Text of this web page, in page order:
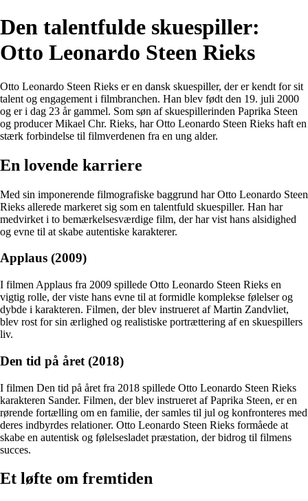
Den talentfulde skuespiller:
Otto Leonardo Steen Rieks
Otto Leonardo Steen Rieks er en dansk skuespiller, der er kendt for sit
talent og engagement i filmbranchen. Han blev født den 19. juli 2000
og er i dag 23 år gammel. Som søn af skuespillerinden Paprika Steen
og producer Mikael Chr. Rieks, har Otto Leonardo Steen Rieks haft en
stærk forbindelse til filmverdenen fra en ung alder.
En lovende karriere
Med sin imponerende filmografiske baggrund har Otto Leonardo Steen
Rieks allerede markeret sig som en talentfuld skuespiller. Han har
medvirket i to bemærkelsesværdige film, der har vist hans alsidighed
og evne til at skabe autentiske karakterer.
Applaus (2009)
I filmen Applaus fra 2009 spillede Otto Leonardo Steen Rieks en
vigtig rolle, der viste hans evne til at formidle komplekse følelser og
dybde i karakteren. Filmen, der blev instrueret af Martin Zandvliet,
blev rost for sin ærlighed og realistiske portrættering af en skuespillers
liv.
Den tid på året (2018)
I filmen Den tid på året fra 2018 spillede Otto Leonardo Steen Rieks
karakteren Sander. Filmen, der blev instrueret af Paprika Steen, er en
rørende fortælling om en familie, der samles til jul og konfronteres med
deres indbyrdes relationer. Otto Leonardo Steen Rieks formåede at
skabe en autentisk og følelsesladet præstation, der bidrog til filmens
succes.
Et løfte om fremtiden